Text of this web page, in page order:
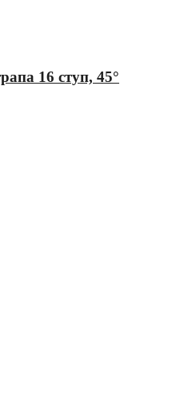
16 ступ, 45°